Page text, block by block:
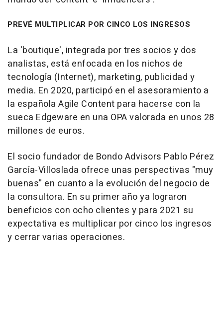
PREVÉ MULTIPLICAR POR CINCO LOS INGRESOS
La 'boutique', integrada por tres socios y dos
analistas, está enfocada en los nichos de
tecnología (Internet), marketing, publicidad y
media. En 2020, participó en el asesoramiento a
la española Agile Content para hacerse con la
sueca Edgeware en una OPA valorada en unos 28
millones de euros.
El socio fundador de Bondo Advisors Pablo Pérez
García-Villoslada ofrece unas perspectivas "muy
buenas" en cuanto a la evolución del negocio de
la consultora. En su primer año ya lograron
beneficios con ocho clientes y para 2021 su
expectativa es multiplicar por cinco los ingresos
y cerrar varias operaciones.